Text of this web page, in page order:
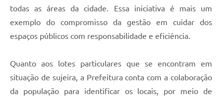
Carta de Serviços
Legislação
Legislação para Concurso
todas as áreas da cidade. Essa iniciativa é mais um
exemplo do compromisso da gestão em cuidar dos
espaços públicos com responsabilidade e eficiência.
Quanto aos lotes particulares que se encontram em
situação de sujeira, a Prefeitura conta com a colaboração
da população para identificar os locais, por meio de